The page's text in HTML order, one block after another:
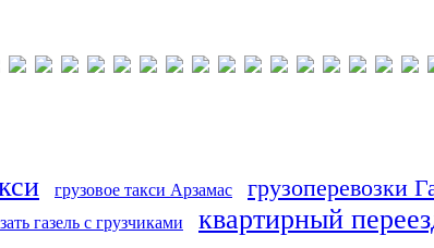
грузовое такси Арзамас грузоперевозки
газель с грузчиками квартирный